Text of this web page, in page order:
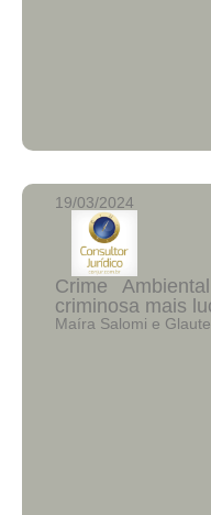
19/03/2024
Crime
criminosa mais
Maíra Salomi e